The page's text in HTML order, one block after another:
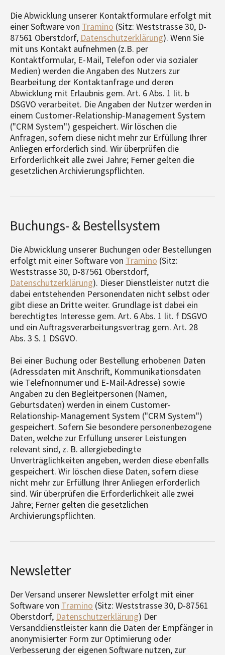
Die Abwicklung unserer Kontaktformulare erfolgt mit
einer Software von Tramino (Sitz: Weststrasse 30, D-
87561 Oberstdorf, Datenschutzerklärung). Wenn Sie
mit uns Kontakt aufnehmen (z.B. per
Kontaktformular, E-Mail, Telefon oder via sozialer
Medien) werden die Angaben des Nutzers zur
Bearbeitung der Kontaktanfrage und deren
Abwicklung mit Erlaubnis gem. Art. 6 Abs. 1 lit. b
DSGVO verarbeitet. Die Angaben der Nutzer werden in
einem Customer-Relationship-Management System
("CRM System") gespeichert. Wir löschen die
Anfragen, sofern diese nicht mehr zur Erfüllung Ihrer
Anliegen erforderlich sind. Wir überprüfen die
Erforderlichkeit alle zwei Jahre; Ferner gelten die
gesetzlichen Archivierungspflichten.
Buchungs- & Bestellsystem
Die Abwicklung unserer Buchungen oder Bestellungen
erfolgt mit einer Software von Tramino (Sitz:
Weststrasse 30, D-87561 Oberstdorf,
Datenschutzerklärung). Dieser Dienstleister nutzt die
dabei entstehenden Personendaten nicht selbst oder
gibt diese an Dritte weiter. Grundlage ist dabei ein
berechtigtes Interesse gem. Art. 6 Abs. 1 lit. f DSGVO
und ein Auftragsverarbeitungsvertrag gem. Art. 28
Abs. 3 S. 1 DSGVO.
Bei einer Buchung oder Bestellung erhobenen Daten
(Adressdaten mit Anschrift, Kommunikationsdaten
wie Telefnonnumer und E-Mail-Adresse) sowie
Angaben zu den Begleitpersonen (Namen,
Geburtsdaten) werden in einem Customer-
Relationship-Management System ("CRM System")
gespeichert. Sofern Sie besondere personenbezogene
Daten, welche zur Erfüllung unserer Leistungen
relevant sind, z. B. allergiebedingte
Unverträglichkeiten angeben, werden diese ebenfalls
gespeichert. Wir löschen diese Daten, sofern diese
nicht mehr zur Erfüllung Ihrer Anliegen erforderlich
sind. Wir überprüfen die Erforderlichkeit alle zwei
Jahre; Ferner gelten die gesetzlichen
Archivierungspflichten.
Newsletter
Der Versand unserer Newsletter erfolgt mit einer
Software von Tramino (Sitz: Weststrasse 30, D-87561
Oberstdorf, Datenschutzerklärung) Der
Versanddienstleister kann die Daten der Empfänger in
anonymisierter Form zur Optimierung oder
Verbesserung der eigenen Software nutzen, zur